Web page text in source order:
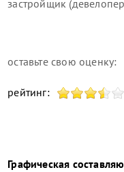
застройщик
оставьте свою оценку:
рейтинг:
Графическая